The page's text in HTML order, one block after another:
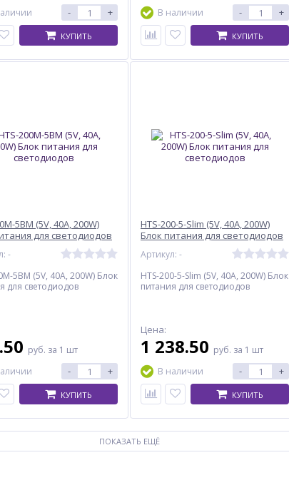
- +
КУПИТЬ
В наличии
- +
КУПИТЬ
5BM (5V, 40A, 200W)
для светодиодов
-
5BM (5V, 40A, 200W) Блок
для светодиодов
руб. за 1 шт
- +
КУПИТЬ
HTS-200-5-Slim (5V, 40A, 200W)
Блок питания для светодиодов
Артикул: -
HTS-200-5-Slim (5V, 40A, 200W) Блок
питания для светодиодов
Цена:
1 238.50 руб. за 1 шт
В наличии
- +
КУПИТЬ
ПОКАЗАТЬ ЕЩЁ